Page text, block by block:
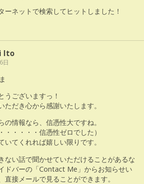
ーネットで検索してヒットしました！
Ito
日
うございますっ！
ただき心から感謝いたします。
の情報なら、信憑性大ですね。
・・・・・信憑性ゼロでした）
いてくれれば嬉しい限りです。
ない話で聞かせていただけることがあるな
ドバーの「Contact Me」からお知らせい
直接メールで見ることができます。